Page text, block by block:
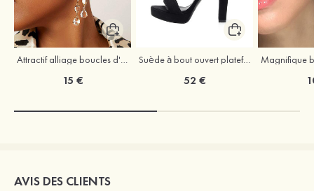
Attractif alliage boucles d'oreilles
15 €
Suède à bout ouvert plateforme sandales talon bottier remise du diplôme chaussures de mode
52 €
AVIS DES CLIENTS